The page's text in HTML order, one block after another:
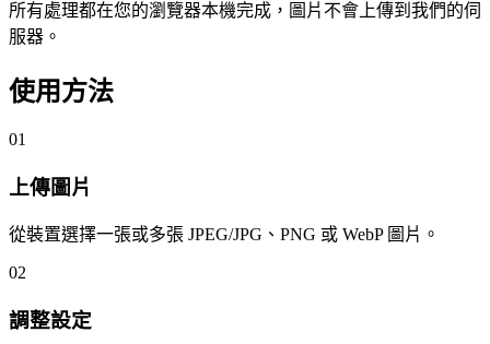
所有處理都在您的瀏覽器本機完成，圖片不會上傳到我們的伺
服器。
使用方法
01
上傳圖片
從裝置選擇一張或多張 JPEG/JPG、PNG 或 WebP 圖片。
02
調整設定